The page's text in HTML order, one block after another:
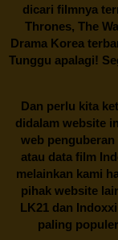
dicari filmnya
Thrones, The
Drama Korea
Tunggu apalagi!
Dan perlu kita
didalam website
web penguberan
atau data film
melainkan kami
pihak website
LK21 dan
paling